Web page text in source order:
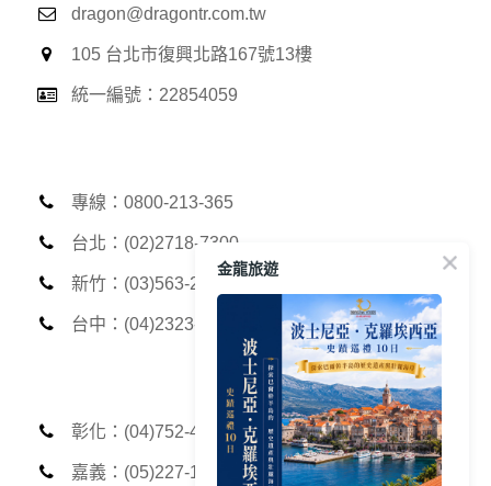
dragon@dragontr.com.tw
105 台北市復興北路167號13樓
統一編號：22854059
專線：0800-213-365
台北：(02)2718-7300
新竹：(03)563-2013
台中：(04)2323-5789
彰化：(04)752-4369
嘉義：(05)227-1312
金龍旅遊